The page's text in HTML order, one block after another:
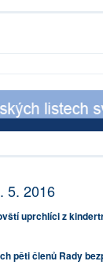
5. 2016
uprchlíci z
pěti členů Rady